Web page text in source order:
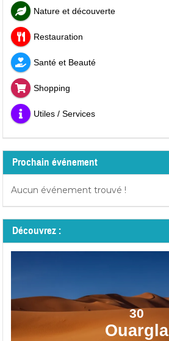
Nature et découverte
Restauration
Santé et Beauté
Shopping
Utiles / Services
Prochain événement
Aucun événement trouvé !
Découvrez :
30
Ouargla